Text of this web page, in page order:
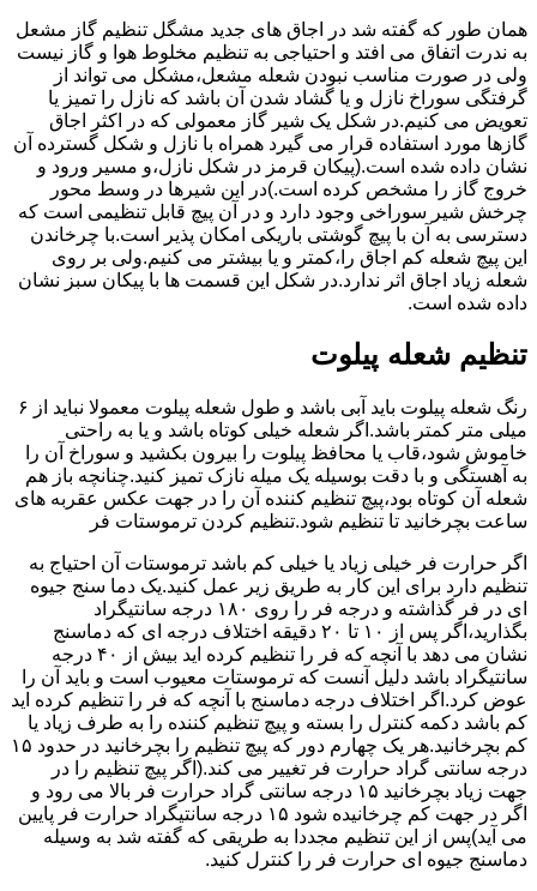
همان طور که گفته شد در اجاق های جدید مشگل تنظیم گاز مشعل
به ندرت اتفاق می افتد و احتیاجی به تنظیم مخلوط هوا و گاز نیست
ولی در صورت مناسب نبودن شعله مشعل،مشکل می تواند از
گرفتگی سوراخ نازل و یا گشاد شدن آن باشد که نازل را تمیز یا
تعویض می کنیم.در شکل یک شیر گاز معمولی که در اکثر اجاق
گازها مورد استفاده قرار می گیرد همراه با نازل و شکل گسترده آن
نشان داده شده است.(پیکان قرمز در شکل نازل،و مسیر ورود و
خروج گاز را مشخص کرده است.)در این شیرها در وسط محور
چرخش شیر سوراخی وجود دارد و در آن پیچ قابل تنظیمی است که
دسترسی به آن با پیچ گوشتی باریکی امکان پذیر است.با چرخاندن
این پیچ شعله کم اجاق را،کمتر و یا بیشتر می کنیم.ولی بر روی
شعله زیاد اجاق اثر ندارد.در شکل این قسمت ها با پیکان سبز نشان
داده شده است.
تنظیم شعله پیلوت
رنگ شعله پیلوت باید آبی باشد و طول شعله پیلوت معمولا نباید از ۶
میلی متر کمتر باشد.اگر شعله خیلی کوتاه باشد و یا به راحتی
خاموش شود،قاب یا محافظ پیلوت را بیرون بکشید و سوراخ آن را
به آهستگی و با دقت بوسیله یک میله نازک تمیز کنید.چنانچه باز هم
شعله آن کوتاه بود،پیچ تنظیم کننده آن را در جهت عکس عقربه های
ساعت بچرخانید تا تنظیم شود.تنظیم کردن ترموستات فر
اگر حرارت فر خیلی زیاد یا خیلی کم باشد ترموستات آن احتیاج به
تنظیم دارد برای این کار به طریق زیر عمل کنید.یک دما سنج جیوه
ای در فر گذاشته و درجه فر را روی ۱۸۰ درجه سانتیگراد
بگذارید،اگر پس از ۱۰ تا ۲۰ دقیقه اختلاف درجه ای که دماسنج
نشان می دهد با آنچه که فر را تنظیم کرده اید بیش از ۴۰ درجه
سانتیگراد باشد دلیل آنست که ترموستات معیوب است و باید آن را
عوض کرد.اگر اختلاف درجه دماسنج با آنچه که فر را تنظیم کرده اید
کم باشد دکمه کنترل را بسته و پیچ تنظیم کننده را به طرف زیاد یا
کم بچرخانید.هر یک چهارم دور که پیچ تنظیم را بچرخانید در حدود ۱۵
درجه سانتی گراد حرارت فر تغییر می کند.(اگر پیچ تنظیم را در
جهت زیاد بچرخانید ۱۵ درجه سانتی گراد حرارت فر بالا می رود و
اگر در جهت کم چرخانیده شود ۱۵ درجه سانتیگراد حرارت فر پایین
می آید)پس از این تنظیم مجددا به طریقی که گفته شد به وسیله
دماسنج جیوه ای حرارت فر را کنترل کنید.